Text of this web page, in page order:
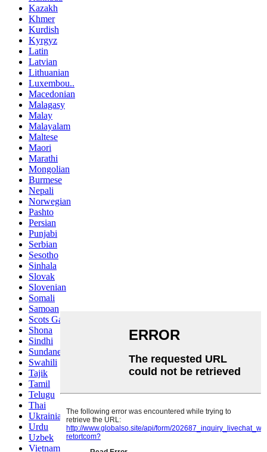
Kazakh
Khmer
Kurdish
Kyrgyz
Latin
Latvian
Lithuanian
Luxembou..
Macedonian
Malagasy
Malay
Malayalam
Maltese
Maori
Marathi
Mongolian
Burmese
Nepali
Norwegian
Pashto
Persian
Punjabi
Serbian
Sesotho
Sinhala
Slovak
Slovenian
Somali
Samoan
Scots Gaelic
Shona
Sindhi
Sundanese
Swahili
Tajik
Tamil
Telugu
Thai
Ukrainian
Urdu
Uzbek
Vietnamese